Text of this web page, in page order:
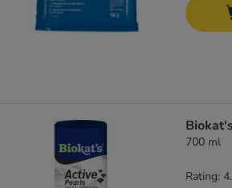
700 ml
Rating: